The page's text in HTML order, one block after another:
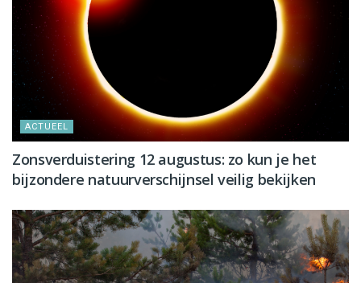
ACTUEEL
Zonsverduistering 12 augustus: zo kun je het
bijzondere natuurverschijnsel veilig bekijken